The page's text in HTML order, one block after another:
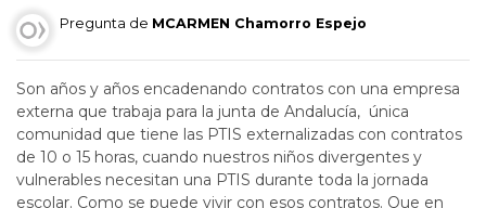
Pregunta de MCARMEN Chamorro Espejo
Son años y años encadenando contratos con una empresa
externa que trabaja para la junta de Andalucía, única
comunidad que tiene las PTIS externalizadas con contratos
de 10 o 15 horas, cuando nuestros niños divergentes y
vulnerables necesitan una PTIS durante toda la jornada
escolar. Como se puede vivir con esos contratos. Que en